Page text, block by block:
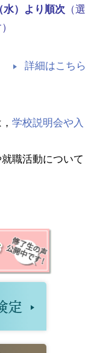
）より順次 （選
詳細はこちら
学校説明会や入
職活動について